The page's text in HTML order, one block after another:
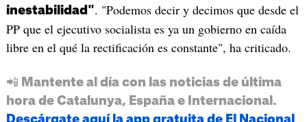
inestabilidad". "Podemos decir y decimos que desde el
PP que el ejecutivo socialista es ya un gobierno en caída
libre en el qué la rectificación es constante", ha criticado.
📲 Mantente al día con las noticias de última
hora de Catalunya, España e Internacional.
Descárgate aquí la app gratuita de El Nacional